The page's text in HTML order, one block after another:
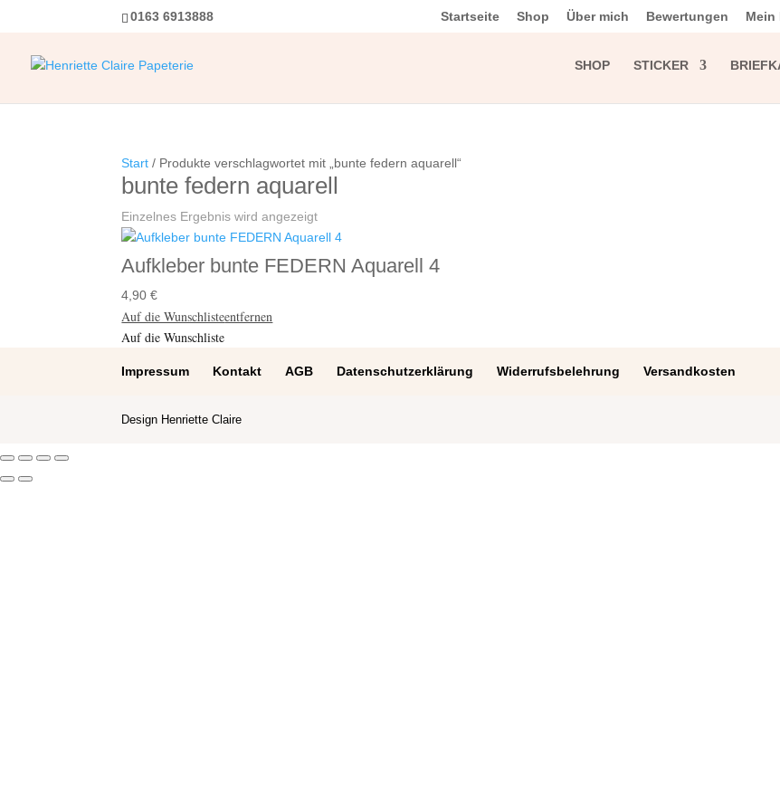
0163 6913888 Startseite Shop Über mich Bewertungen Mein
SHOP STICKER
Start / Produkte verschlagwortet mit „bunte federn aquarell“
bunte federn aquarell
Einzelnes Ergebnis wird angezeigt
Aufkleber bunte FEDERN Aquarell 4
4,90€
Auf die Wunschlisteentfernen
Auf die Wunschliste
Impressum Kontakt AGB Datenschutzerklärung Widerrufsbelehrung Versandkosten
Design Henriette Claire